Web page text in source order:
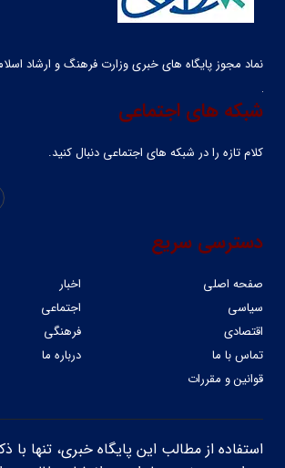
نماد مجوز پایگاه های خبری وزارت فرهنگ و ارشاد
شبکه های اجتماعی
کلام تازه را در شبکه ‌های اجتماعی دنبال کنید.
دسترسی سریع
صفحه اصلی
اخبار
سیاسی
اجتماعی
اقتصادی
فرهنگی
تماس با ما
درباره ما
قوانین و مقررات
استفاده از مطالب این پایگاه خبری، تنها با